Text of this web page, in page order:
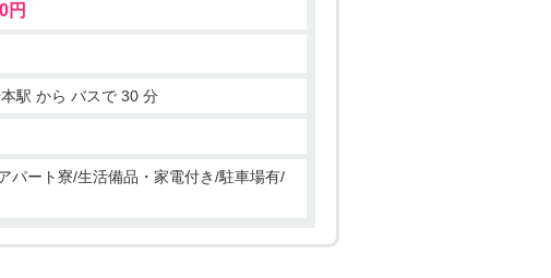
円
小田急ロマンスカー 箱根湯本駅 から バスで 30 分
パート寮/生活備品・家電付き/駐車場有/